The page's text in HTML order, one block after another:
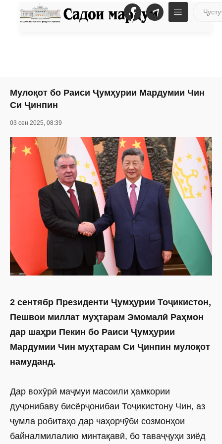
Мулоқот бо Раиси Ҷумҳурии Мардумии Чин
Си Ҷинпин
03 сен 2025, 08:39
2 сентябр Президенти Ҷумҳурии Тоҷикистон,
Пешвои миллат муҳтарам Эмомалӣ Раҳмон
дар шаҳри Пекин бо Раиси Ҷумҳурии
Мардумии Чин муҳтарам Си Ҷинпин мулоқот
намуданд.
Дар вохӯрӣ маҷмуи масоили ҳамкории
дуҷонибаву бисёрҷонибаи Тоҷикистону Чин, аз
ҷумла робитаҳо дар чаҳорчӯби созмонҳои
байналмилалию минтақавӣ, бо таваҷҷуҳи зиёд